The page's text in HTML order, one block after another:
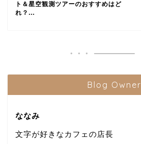
ト＆星空観測ツアーのおすすめはど
れ？...
Blog Owner
ななみ
文字が好きなカフェの店長